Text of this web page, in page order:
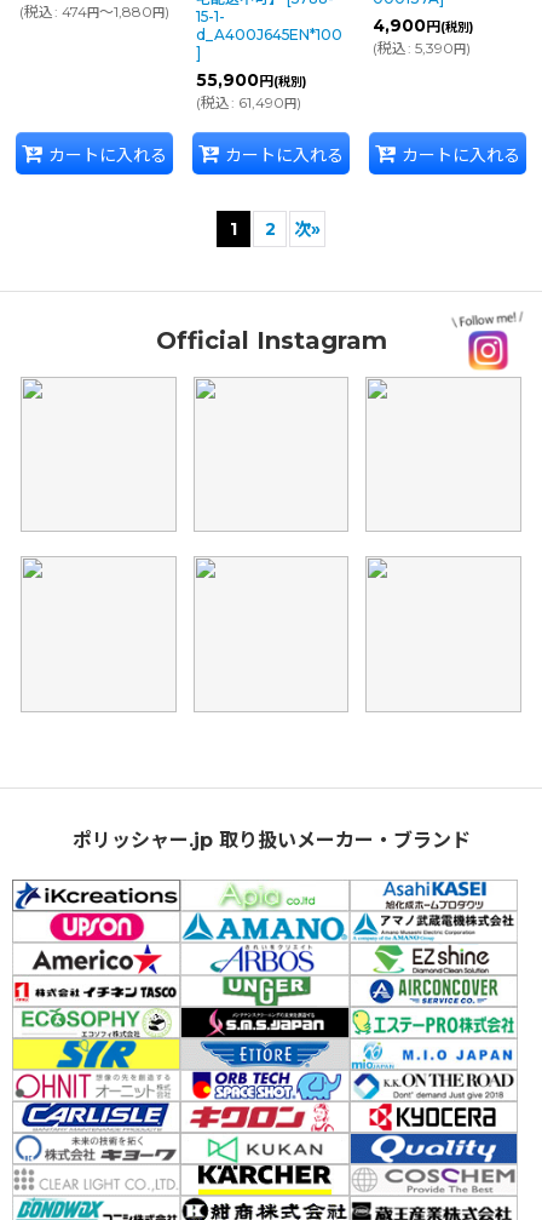
(税込: 474円～1,880円)
カートに入れる
15-1-
d_A400J645EN*100
]
55,900円 (税別)
(税込: 61,490円)
カートに入れる
4,900円 (税別)
(税込: 5,390円)
カートに入れる
1 2 次»
Official Instagram
ポリッシャー.jp 取り扱いメーカー・ブランド